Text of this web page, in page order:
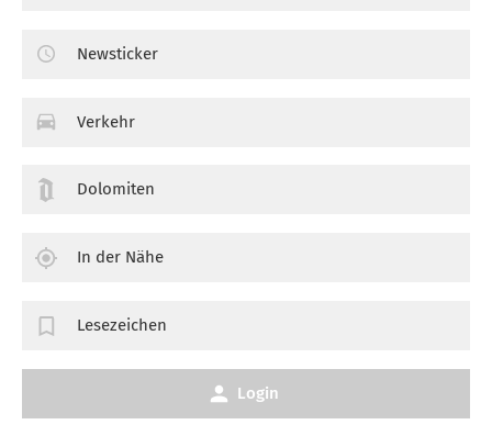
Newsticker
Verkehr
Dolomiten
In der Nähe
Lesezeichen
Login